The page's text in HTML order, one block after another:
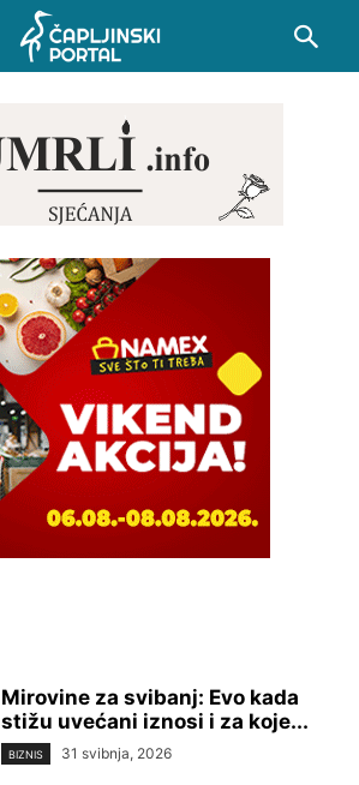
Mirovine za svibanj: Evo kada
stižu uvećani iznosi i za koje...
BIZNIS 31 svibnja, 2026